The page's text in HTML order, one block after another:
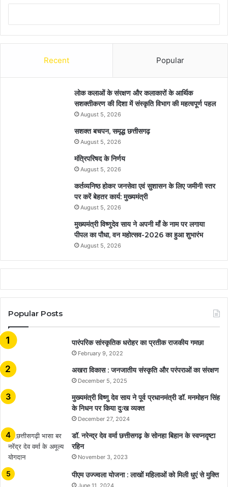
Recent Popular
लोक कलाओं के संरक्षण और कलाकारों के आर्थिक
सशक्तीकरण की दिशा में संस्कृति विभाग की महत्वपूर्ण पहल
August 5, 2026
सशक्त बचपन, समृद्ध छत्तीसगढ़
August 5, 2026
मंत्रिपरिषद के निर्णय
August 5, 2026
कर्तव्यनिष्ठ होकर जनसेवा एवं सुशासन के लिए जमीनी स्तर
पर करें बेहतर कार्य: मुख्यमंत्री
August 5, 2026
मुख्यमंत्री विष्णुदेव साय ने अपनी माँ के नाम पर लगाया
पीपल का पौधा, वन महोत्सव-2026 का हुआ शुभारंभ
August 5, 2026
Popular Posts
​​​​​​​पारंपरिक सांस्कृतिक धरोहर का प्रतीक राजकीय गमछा
February 9, 2022
अखरा विकास : जनजातीय संस्कृति और परंपराओं का संरक्षण
December 5, 2025
मुख्यमंत्री विष्णु देव साय ने पूर्व प्रधानमंत्री डॉ. मनमोहन सिंह
के निधन पर किया दुःख व्यक्त
December 27, 2024
डॉ. नरेन्द्र देव वर्मा छत्तीसगढ़ के सोनहा बिहान के स्वप्नदृष्टा
रहिन
November 3, 2023
पीएम उज्ज्वला योजना : लाखों महिलाओं को मिली धुएं से मुक्ति
June 11, 2024